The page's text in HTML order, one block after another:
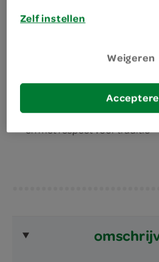
verwerkt in de winkelmand.
een heerlijk goudblond bier
wordt vervaardigd volgens
en met respect voor traditie
Zelf instellen
Weigeren